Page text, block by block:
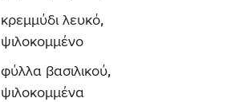
κρεμμύδι λευκό,
ψιλοκομμένο
φύλλα βασιλικού,
ψιλοκομμένα